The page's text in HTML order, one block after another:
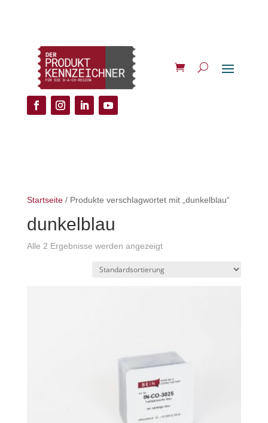
Startseite/ Produkte verschlagwortet mit „dunkelblau“
dunkelblau
Alle 2 Ergebnisse werden angezeigt